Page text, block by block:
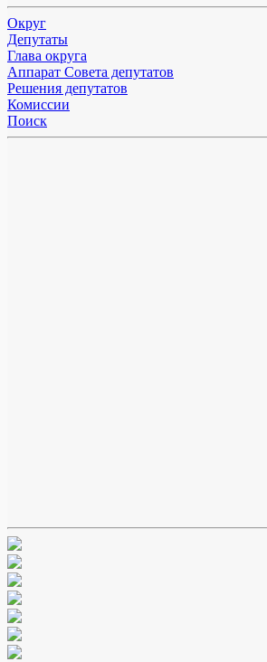
Округ
Депутаты
Глава округа
Аппарат Совета депутатов
Решения депутатов
Комиссии
Поиск